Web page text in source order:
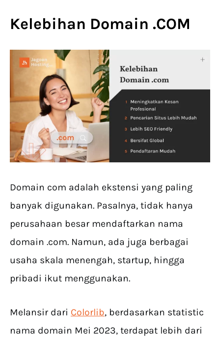
Kelebihan Domain .COM
Domain com adalah ekstensi yang paling
banyak digunakan. Pasalnya, tidak hanya
perusahaan besar mendaftarkan nama
domain .com. Namun, ada juga berbagai
usaha skala menengah, startup, hingga
pribadi ikut menggunakan.
Melansir dari Colorlib, berdasarkan statistic
nama domain Mei 2023, terdapat lebih dari